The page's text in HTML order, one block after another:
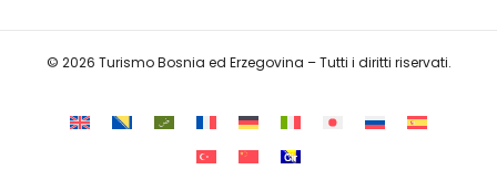
© 2026 Turismo Bosnia ed Erzegovina – Tutti i diritti riservati.